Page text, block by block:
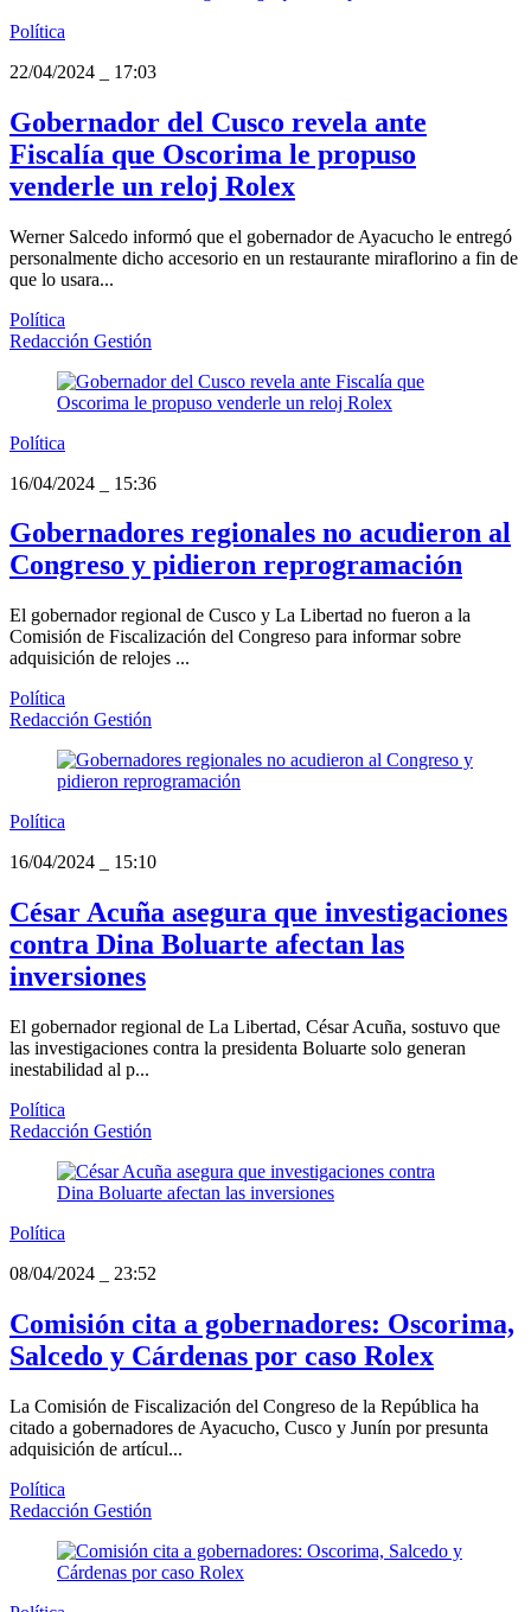
Política
22/04/2024
17:03
Gobernador del Cusco revela ante
Fiscalía que Oscorima le propuso
venderle un reloj Rolex
Werner Salcedo informó que el gobernador de Ayacucho le entregó
personalmente dicho accesorio en un restaurante miraflorino a fin de
que lo usara...
Política
Redacción Gestión
Política
16/04/2024
15:36
Gobernadores regionales no acudieron al
Congreso y pidieron reprogramación
El gobernador regional de Cusco y La Libertad no fueron a la
Comisión de Fiscalización del Congreso para informar sobre
adquisición de relojes ...
Política
Redacción Gestión
Política
16/04/2024
15:10
César Acuña asegura que investigaciones
contra Dina Boluarte afectan las
inversiones
El gobernador regional de La Libertad, César Acuña, sostuvo que
las investigaciones contra la presidenta Boluarte solo generan
inestabilidad al p...
Política
Redacción Gestión
Política
08/04/2024
23:52
Comisión cita a gobernadores: Oscorima,
Salcedo y Cárdenas por caso Rolex
La Comisión de Fiscalización del Congreso de la República ha
citado a gobernadores de Ayacucho, Cusco y Junín por presunta
adquisición de artícul...
Política
Redacción Gestión